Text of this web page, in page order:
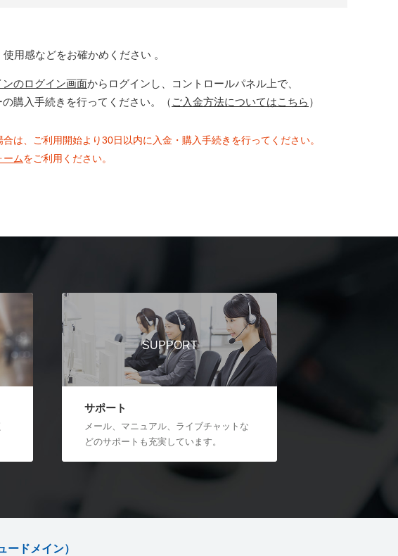
使用感などをお確かめください 。
のログイン画面からログインし、コントロールパネル上で、
購入手続きを行ってください。（ ご入金方法についてはこちら ）
は、ご利用開始より30日以内に入金・購入手続きを行ってください。
ームをご利用ください。
SUPPORT
サポート
メール、マニュアル、ライブチャットな
どのサポートも充実しています。
ードメイン）